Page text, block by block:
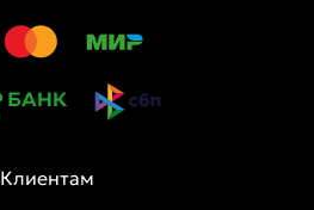
Клиентам